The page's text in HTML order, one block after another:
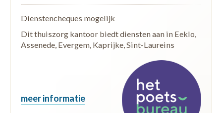
Dienstencheques mogelijk
Dit thuiszorg kantoor biedt diensten aan in Eeklo,
Assenede, Evergem, Kaprijke, Sint-Laureins
meer informatie